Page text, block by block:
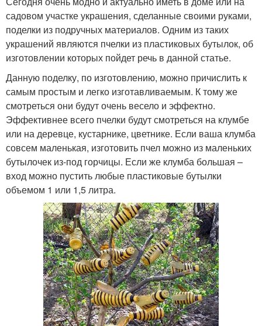
садовом участке украшения, сделанные своими руками,
поделки из подручных материалов. Одним из таких
украшений являются пчелки из пластиковых бутылок, об
изготовлении которых пойдет речь в данной статье.
Данную поделку, по изготовлению, можно причислить к
самым простым и легко изготавливаемым. К тому же
смотреться они будут очень весело и эффектно.
Эффективнее всего пчелки будут смотреться на клумбе
или на деревце, кустарнике, цветнике. Если ваша клумба
совсем маленькая, изготовить пчел можно из маленьких
бутылочек из-под горчицы. Если же клумба большая –
вход можно пустить любые пластиковые бутылки
объемом 1 или 1,5 литра.